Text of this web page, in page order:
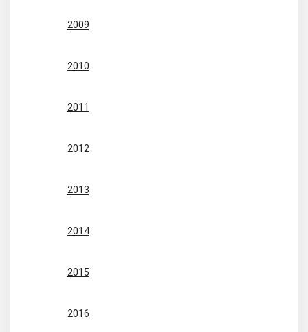
2009
2010
2011
2012
2013
2014
2015
2016